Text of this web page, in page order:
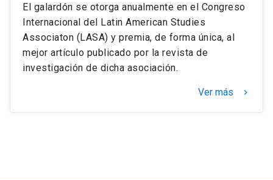
El galardón se otorga anualmente en el Congreso
Internacional del Latin American Studies
Associaton (LASA) y premia, de forma única, al
mejor artículo publicado por la revista de
investigación de dicha asociación.
Ver más keyboard_arrow_right